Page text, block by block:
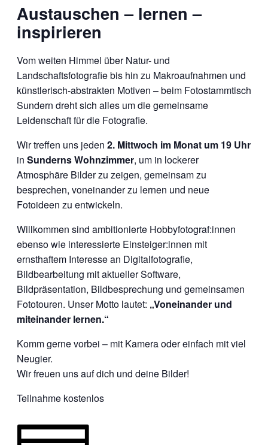
Austauschen – lernen –
inspirieren
Vom weiten Himmel über Natur- und
Landschaftsfotografie bis hin zu Makroaufnahmen und
künstlerisch-abstrakten Motiven – beim Fotostammtisch
Sundern dreht sich alles um die gemeinsame
Leidenschaft für die Fotografie.
Wir treffen uns jeden 2. Mittwoch im Monat um 19 Uhr
in Sunderns Wohnzimmer, um in lockerer
Atmosphäre Bilder zu zeigen, gemeinsam zu
besprechen, voneinander zu lernen und neue
Fotoideen zu entwickeln.
Willkommen sind ambitionierte Hobbyfotograf:innen
ebenso wie interessierte Einsteiger:innen mit
ernsthaftem Interesse an Digitalfotografie,
Bildbearbeitung mit aktueller Software,
Bildpräsentation, Bildbesprechung und gemeinsamen
Fototouren. Unser Motto lautet: „Voneinander und
miteinander lernen.“
Komm gerne vorbei – mit Kamera oder einfach mit viel
Neugier.
Wir freuen uns auf dich und deine Bilder!
Teilnahme kostenlos